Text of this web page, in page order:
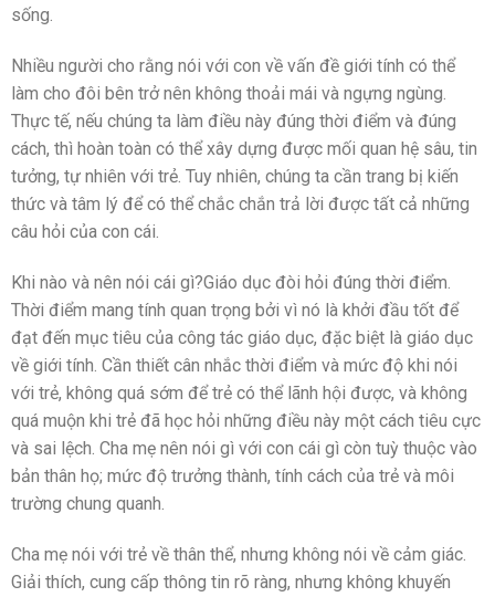
sống.
Nhiều người cho rằng nói với con về vấn đề giới tính có thể
làm cho đôi bên trở nên không thoải mái và ngựng ngùng.
Thực tế, nếu chúng ta làm điều này đúng thời điểm và đúng
cách, thì hoàn toàn có thể xây dựng được mối quan hệ sâu, tin
tưởng, tự nhiên với trẻ. Tuy nhiên, chúng ta cần trang bị kiến
thức và tâm lý để có thể chắc chắn trả lời được tất cả những
câu hỏi của con cái.
Khi nào và nên nói cái gì?Giáo dục đòi hỏi đúng thời điểm.
Thời điểm mang tính quan trọng bởi vì nó là khởi đầu tốt để
đạt đến mục tiêu của công tác giáo dục, đặc biệt là giáo dục
về giới tính. Cần thiết cân nhắc thời điểm và mức độ khi nói
với trẻ, không quá sớm để trẻ có thể lãnh hội được, và không
quá muộn khi trẻ đã học hỏi những điều này một cách tiêu cực
và sai lệch. Cha mẹ nên nói gì với con cái gì còn tuỳ thuộc vào
bản thân họ; mức độ trưởng thành, tính cách của trẻ và môi
trường chung quanh.
Cha mẹ nói với trẻ về thân thể, nhưng không nói về cảm giác.
Giải thích, cung cấp thông tin rõ ràng, nhưng không khuyến